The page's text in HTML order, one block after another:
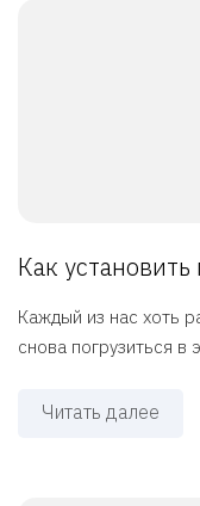
Как
Каждый из нас хоть
снова погрузиться в
Читать далее